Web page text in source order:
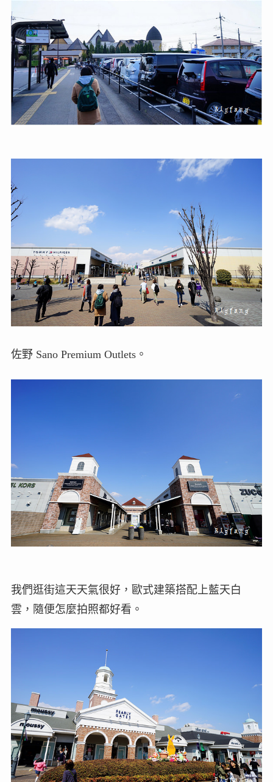
佐野 Sano Premium Outlets。
我們逛街這天天氣很好，歐式建築搭配上藍天白
雲，隨便怎麼拍照都好看。